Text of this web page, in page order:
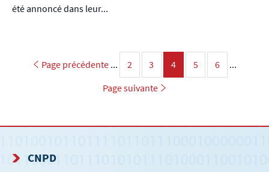
été annoncé dans leur...
Page précédente ... Page
2 Page
3 Page
4 Page
5 Page
6
...
Page suivante
CNPD